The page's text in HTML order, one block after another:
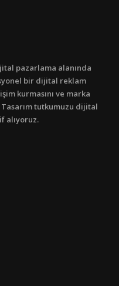
pazarlama alanında
bir dijital reklam
kurmasını ve marka
tutkumuzu dijital
alıyoruz.